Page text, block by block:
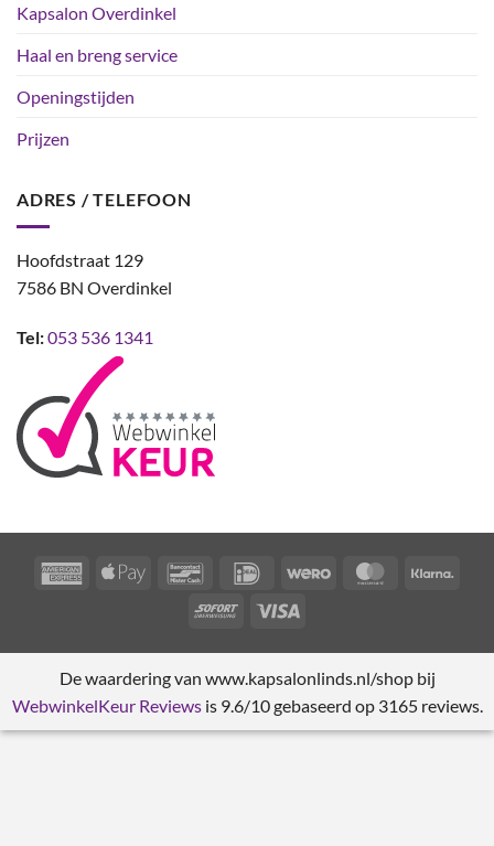
Kapsalon Overdinkel
Haal en breng service
Openingstijden
Prijzen
ADRES / TELEFOON
Hoofdstraat 129
7586 BN Overdinkel
Tel:053 536 1341
AmericanApple
BancontactIDeal Wero MasterCard
Sofort
De waardering van www.kapsalonlinds.nl/shop bij
WebwinkelKeur Reviewsis 9.6/10 gebaseerd op 3165 reviews.